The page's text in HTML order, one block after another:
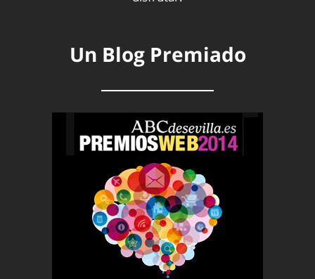
Un Blog Premiado